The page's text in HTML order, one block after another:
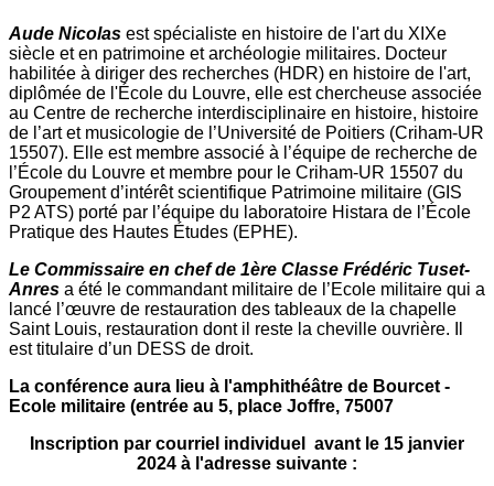
Aude Nicolas est spécialiste en histoire de l'art du XIXe
siècle et en patrimoine et archéologie militaires. Docteur
habilitée à diriger des recherches (HDR) en histoire de l'art,
diplômée de l'École du Louvre, elle est chercheuse associée
au Centre de recherche interdisciplinaire en histoire, histoire
de l’art et musicologie de l’Université de Poitiers (Criham-UR
15507). Elle est membre associé à l’équipe de recherche de
l’École du Louvre et membre pour le Criham-UR 15507 du
Groupement d’intérêt scientifique Patrimoine militaire (GIS
P2 ATS) porté par l’équipe du laboratoire Histara de l’École
Pratique des Hautes Études (EPHE).
Le Commissaire en chef de 1ère Classe Frédéric Tuset-
Anres a été le commandant militaire de l’Ecole militaire qui a
lancé l’œuvre de restauration des tableaux de la chapelle
Saint Louis, restauration dont il reste la cheville ouvrière. Il
est titulaire d’un DESS de droit.
La conférence aura lieu à l'amphithéâtre de Bourcet -
Ecole militaire (entrée au 5, place Joffre, 75007
Inscription par courriel individuel avant le 15 janvier
2024 à l'adresse suivante :